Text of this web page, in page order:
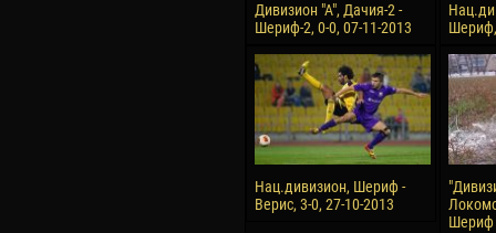
Дивизион "А", Дачия-2 -
Шериф-2, 0-0, 07-11-2013
Шериф,
Нац.дивизион, Шериф -
Верис, 3-0, 27-10-2013
Шериф